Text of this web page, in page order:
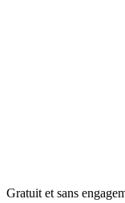
Gratuit et sans